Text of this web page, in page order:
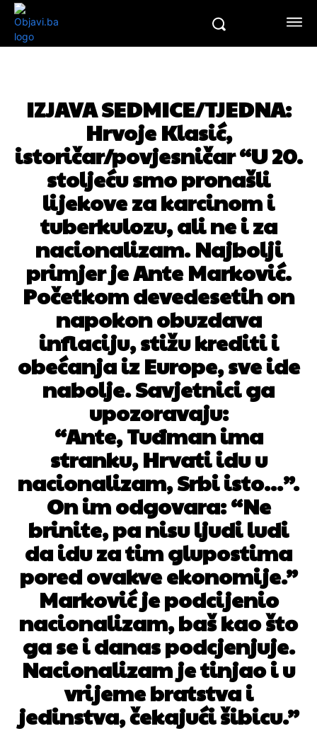
IZJAVA SEDMICE/TJEDNA:
Hrvoje Klasić,
istoričar/povjesničar “U 20.
stoljeću smo pronašli
lijekove za karcinom i
tuberkulozu, ali ne i za
nacionalizam. Najbolji
primjer je Ante Marković.
Početkom devedesetih on
napokon obuzdava
inflaciju, stižu krediti i
obećanja iz Europe, sve ide
nabolje. Savjetnici ga
upozoravaju:
“Ante, Tuđman ima
stranku, Hrvati idu u
nacionalizam, Srbi isto…”.
On im odgovara: “Ne
brinite, pa nisu ljudi ludi
da idu za tim glupostima
pored ovakve ekonomije.”
Marković je podcijenio
nacionalizam, baš kao što
ga se i danas podcjenjuje.
Nacionalizam je tinjao i u
vrijeme bratstva i
jedinstva, čekajući šibicu.”